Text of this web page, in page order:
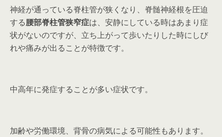
神経が通っている脊柱管が狭くなり、脊髄神経根を圧迫
する腰部脊柱管狭窄症は、安静にしている時はあまり症
状がないのですが、立ち上がって歩いたりした時にしび
れや痛みが出ることが特徴です。
中高年に発症することが多い症状です。
加齢や労働環境、背骨の病気による可能性もあります。